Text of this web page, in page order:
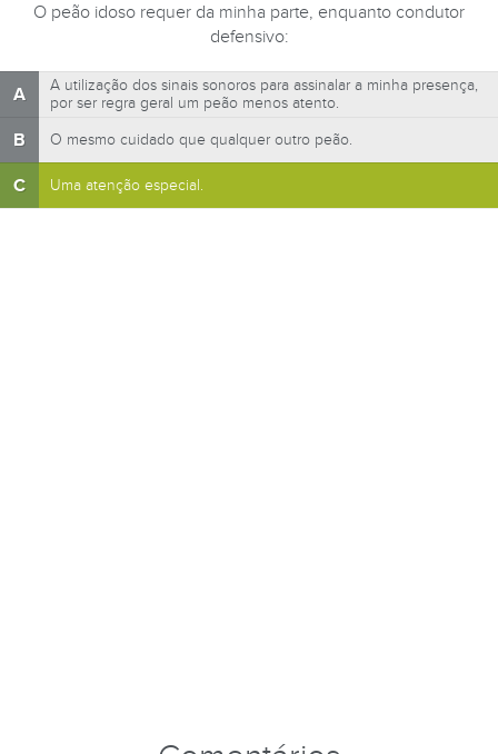
O peão idoso requer da minha parte, enquanto condutor
defensivo:
A
A utilização dos sinais sonoros para assinalar a minha presença,
por ser regra geral um peão menos atento.
B O mesmo cuidado que qualquer outro peão.
C Uma atenção especial.